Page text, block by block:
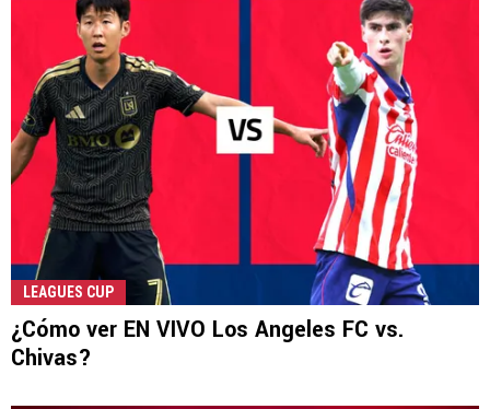
LEAGUES CUP
¿Cómo ver EN VIVO Los Angeles FC vs.
Chivas?